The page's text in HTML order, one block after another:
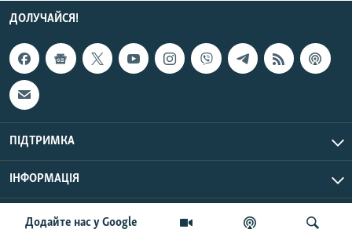
Додайте нас у Google
ДОЛУЧАЙСЯ!
ПІДТРИМКА
ІНФОРМАЦІЯ
© Радіо Свобода, 2026 | Усі права застережено.
UTC+3